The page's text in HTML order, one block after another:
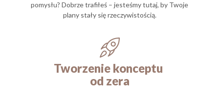
pomysłu? Dobrze trafiłeś – jesteśmy tutaj, by Twoje
plany stały się rzeczywistością.
Tworzenie konceptu
od zera